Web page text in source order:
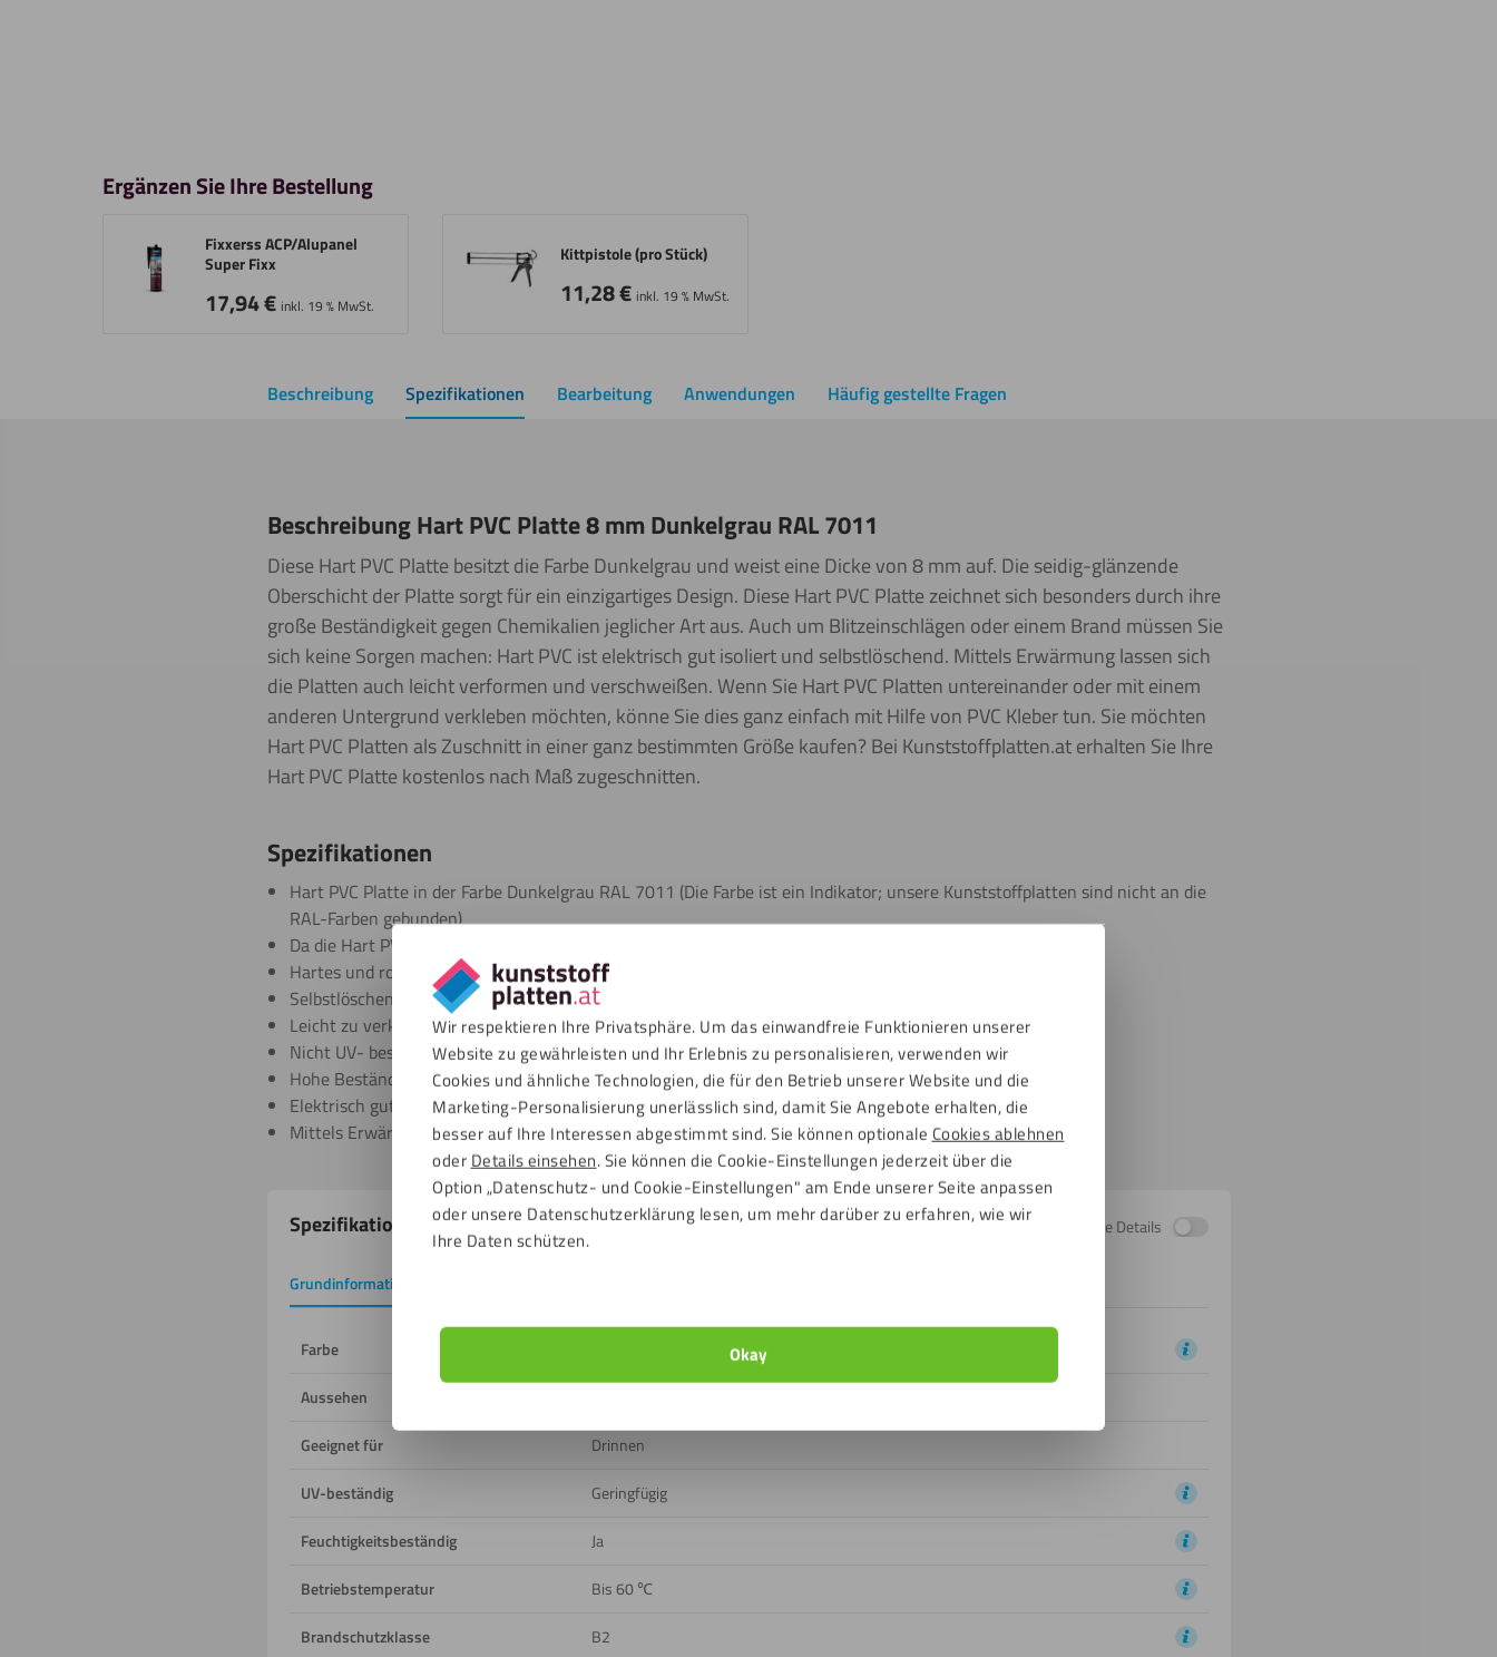
Wir respektieren Ihre Privatsphäre. Um das einwandfreie Funktionieren unserer
Website zu gewährleisten und Ihr Erlebnis zu personalisieren, verwenden wir
Cookies und ähnliche Technologien, die für den Betrieb unserer Website und die
Marketing-Personalisierung unerlässlich sind, damit Sie Angebote erhalten, die
besser auf Ihre Interessen abgestimmt sind. Sie können optionaleCookies ablehnen
oderDetails einsehen. Sie können die Cookie-Einstellungen jederzeit über die
Option „Datenschutz- und Cookie-Einstellungen" am Ende unserer Seite anpassen
oder unsere Datenschutzerklärung lesen, um mehr darüber zu erfahren, wie wir
Ihre Daten schützen.
Okay
Ergänzen Sie Ihre Bestellung
Fixxerss ACP/Alupanel
Super Fixx
17,94€ inkl. 19 % MwSt.
Kittpistole (pro Stück)
11,28€ inkl. 19 % MwSt.
Beschreibung Spezifikationen Bearbeitung Anwendungen Häufig gestellte Fragen
Beschreibung Hart PVC Platte 8 mm Dunkelgrau RAL 7011
Diese Hart PVC Platte besitzt die Farbe Dunkelgrau und weist eine Dicke von 8 mm auf. Die seidig-glänzende
Oberschicht der Platte sorgt für ein einzigartiges Design. Diese Hart PVC Platte zeichnet sich besonders durch ihre
große Beständigkeit gegen Chemikalien jeglicher Art aus. Auch um Blitzeinschlägen oder einem Brand müssen Sie
sich keine Sorgen machen: Hart PVC ist elektrisch gut isoliert und selbstlöschend. Mittels Erwärmung lassen sich
die Platten auch leicht verformen und verschweißen. Wenn Sie Hart PVC Platten untereinander oder mit einem
anderen Untergrund verkleben möchten, könne Sie dies ganz einfach mit Hilfe von PVC Kleber tun. Sie möchten
Hart PVC Platten als Zuschnitt in einer ganz bestimmten Größe kaufen? Bei Kunststoffplatten.at erhalten Sie Ihre
Hart PVC Platte kostenlos nach Maß zugeschnitten.
Spezifikationen
Hart PVC Platte in der Farbe Dunkelgrau RAL 7011 (Die Farbe ist ein Indikator; unsere Kunststoffplatten sind nicht an die
RAL-Farben gebunden)
Da die Hart PVC Platten ohne Schutzfolie geliefert wird, kann sie leichte Kratzspuren aufweisen
Hartes und robustes Plattenmaterial
Selbstlöschend
Leicht zu verkleben und zu schweißen
Nicht UV- beständig
Hohe Beständigkeit gegenüber Chemikalien
Elektrisch gut isolierend
Mittels Erwärmung verformbar
Produkteigenschaften
Spezifikationen Zeige Details
Grundinformation
Farbe Eisengrau (RAL Indikation: RAL7011)
Aussehen
Geeignet für Drinnen
UV-beständig Geringfügig
Feuchtigkeitsbeständig Ja
Betriebstemperatur Bis 60 ℃
Brandschutzklasse B2